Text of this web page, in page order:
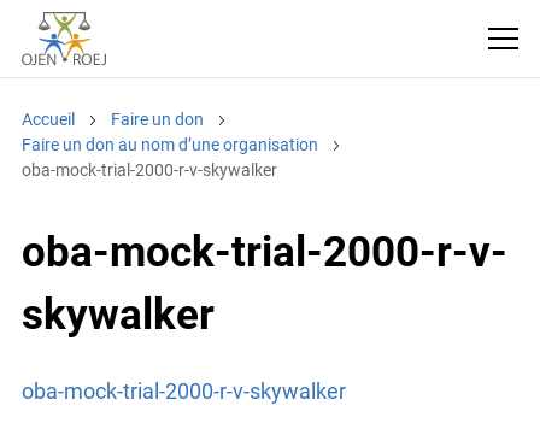
Accueil
Faire un don
Faire un don au nom d’une organisation
oba-mock-trial-2000-r-v-skywalker
oba-mock-trial-2000-r-v-
skywalker
oba-mock-trial-2000-r-v-skywalker